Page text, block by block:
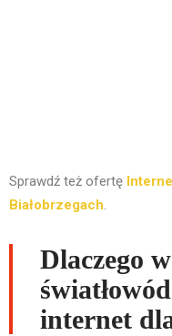
Sprawdź też ofertę
Białobrzegach.
Dlaczego
internet